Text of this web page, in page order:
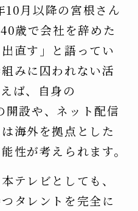
月以降の宮根さん
歳で会社を辞めた
直す」と語ってい
みに囚われない活
ば、自身の
設や、ネット配信
海外を拠点とした
性が考えられます。
テレビとしても、
タレントを完全に